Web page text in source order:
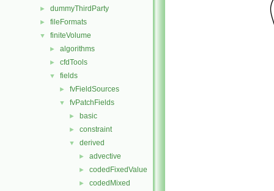
► dummyThirdParty
► fileFormats
▼ finiteVolume
► algorithms
► cfdTools
▼ fields
► fvFieldSources
▼ fvPatchFields
► basic
► constraint
▼ derived
► advective
► codedFixedValue
► codedMixed